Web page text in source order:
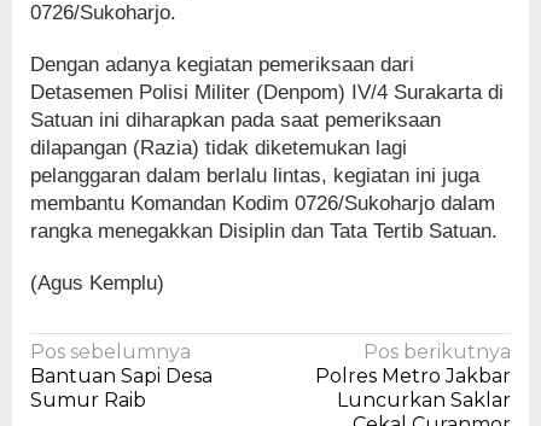
0726/Sukoharjo.
Dengan adanya kegiatan pemeriksaan dari
Detasemen Polisi Militer (Denpom) IV/4 Surakarta di
Satuan ini diharapkan pada saat pemeriksaan
dilapangan (Razia) tidak diketemukan lagi
pelanggaran dalam berlalu lintas, kegiatan ini juga
membantu Komandan Kodim 0726/Sukoharjo dalam
rangka menegakkan Disiplin dan Tata Tertib Satuan.
(Agus Kemplu)
Navigasi
pos
Pos sebelumnya
Bantuan Sapi Desa
Sumur Raib
Pos berikutnya
Polres Metro Jakbar
Luncurkan Saklar